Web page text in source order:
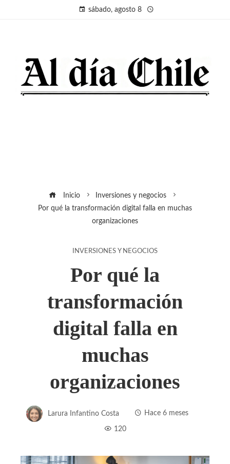
sábado, agosto 8
Inicio
Inversiones y negocios
Por qué la transformación digital falla en muchas
organizaciones
INVERSIONES Y NEGOCIOS
Por qué la
transformación
digital falla en
muchas
organizaciones
Larura Infantino Costa Hace 6 meses
120